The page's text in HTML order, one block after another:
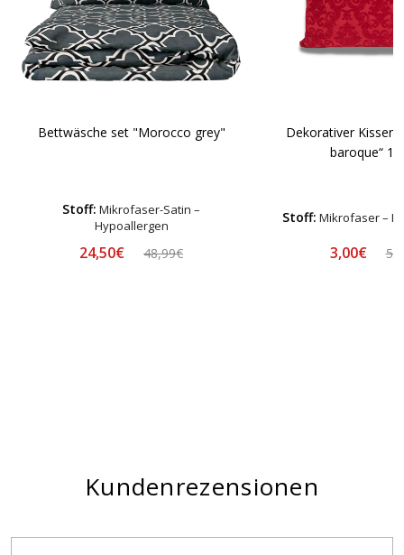
Bettwäsche set "Morocco grey"
Stoff: Mikrofaser-Satin –
Hypoallergen
24,50€ 48,99€
Dekorativer
baroque“ 1
Stoff: Mikrofaser –
3,00€
Kundenrezensionen